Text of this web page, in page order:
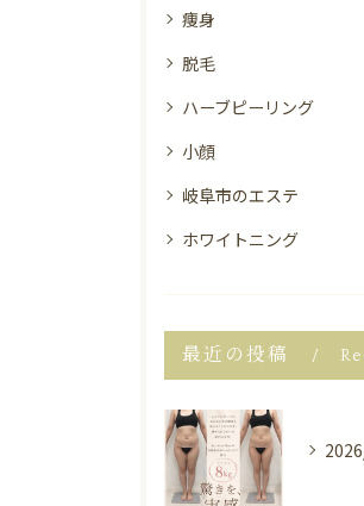
痩身
脱毛
ハーブピーリング
小顔
岐阜市のエステ
ホワイトニング
最近の投稿